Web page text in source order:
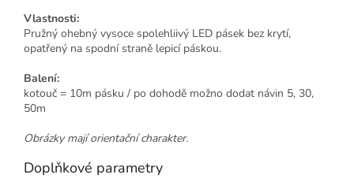
Vlastnosti:
Pružný ohebný vysoce spolehliivý LED pásek bez krytí,
opatřený na spodní straně lepicí páskou.
Balení:
kotouč = 10m pásku / po dohodě možno dodat návin 5, 30,
50m
Obrázky mají orientační charakter.
Doplňkové parametry